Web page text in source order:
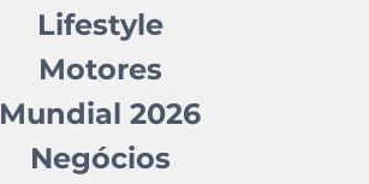
Lifestyle
Motores
Mundial 2026
Negócios